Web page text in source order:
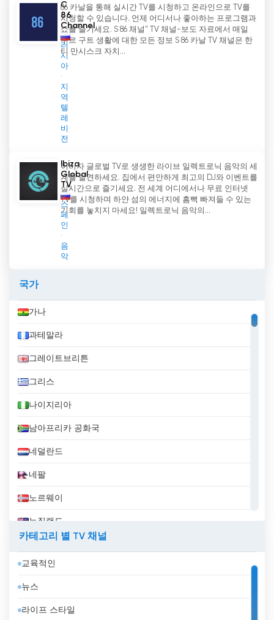
C
86
Channel
러
시
아
지
역
텔
레
비
전
86 카날을 통해 실시간 TV를 시청하고 온라인으로 TV를
시청할 수 있습니다. 언제 어디서나 좋아하는 프로그램과
쇼를 즐기세요. S 86 채널" TV 채널-보도 자료에서 매일
수르 구트 생활에 대한 모든 정보 S 86 카날 TV 채널은 한
티 만시스크 자치...
Ibiza
Global
TV
스
페
인
음
악
이비자 글로벌 TV로 생생한 라이브 일렉트로닉 음악의 세
계를 발견하세요. 집에서 편안하게 최고의 DJ와 이벤트를
실시간으로 즐기세요. 전 세계 어디에서나 무료 인터넷
TV를 시청하며 하얀 섬의 에너지에 흠뻑 빠져들 수 있는
기회를 놓치지 마세요! 일렉트로닉 음악의...
국가
가나
과테말라
그레이트브리튼
그리스
나이지리아
남아프리카 공화국
네덜란드
네팔
노르웨이
뉴질랜드
대한민국
덴마크
도미니카 공화국
카테고리 별 TV 채널
교육적인
뉴스
라이프 스타일